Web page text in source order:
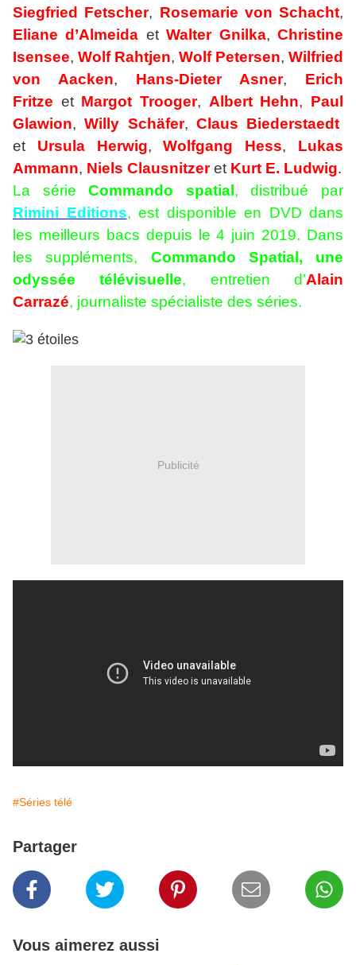
Siegfried Fetscher, Rosemarie von Schacht,
Eliane d’Almeida etWalter Gnilka,Christine
Isensee, Wolf Rahtjen, Wolf Petersen, Wilfried
von Aacken, Hans-Dieter Asner, Erich
Fritze et Margot Trooger, Albert Hehn, Paul
Glawion,Willy Schäfer, Claus Biederstaedt
et Ursula Herwig,Wolfgang Hess, Lukas
Ammann, Niels Clausnitzeret Kurt E. Ludwig.
La sérieCommando spatial , distribué par
Rimini Editions, est disponible en DVD dans
les meilleurs bacs depuis le 4 juin 2019. Dans
les suppléments, Commando Spatial, une
odyssée télévisuelle, entretien d’Alain
Carrazé, journaliste spécialiste des séries.
Publicité
#Séries télé
Partager
Vous aimerez aussi